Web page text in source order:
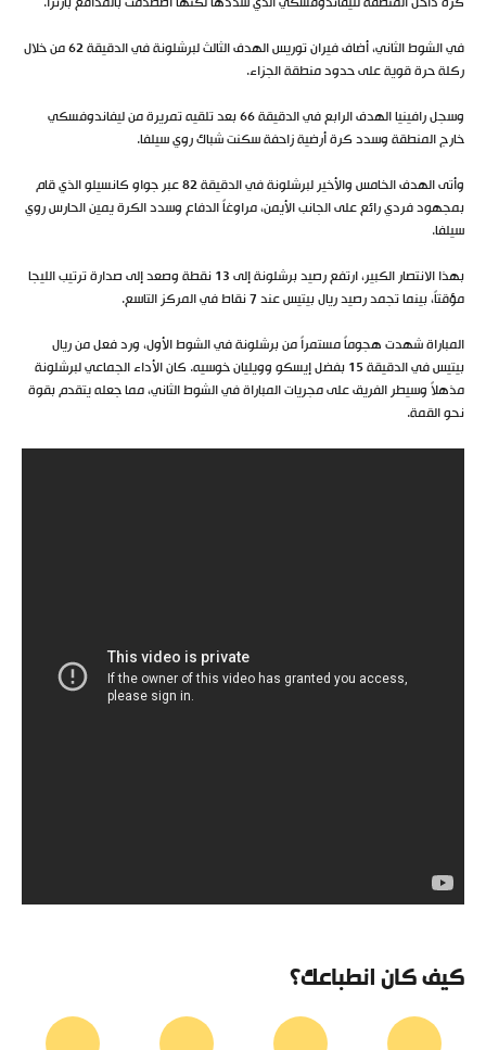
في الشوط الثاني، أضاف فيران توريس الهدف الثالث لبرشلونة في الدقيقة 62 من خلال
ركلة حرة قوية على حدود منطقة الجزاء.
وسجل رافينيا الهدف الرابع في الدقيقة 66 بعد تلقيه تمريرة من ليفاندوفسكي
خارج المنطقة وسدد كرة أرضية زاحفة سكنت شباك روي سيلفا.
وأتى الهدف الخامس والأخير لبرشلونة في الدقيقة 82 عبر جواو كانسيلو الذي قام
بمجهود فردي رائع على الجانب الأيمن، مراوغاً الدفاع وسدد الكرة يمين الحارس روي
سيلفا.
بهذا الانتصار الكبير، ارتفع رصيد برشلونة إلى 13 نقطة وصعد إلى صدارة ترتيب الليجا
مؤقتاً، بينما تجمد رصيد ريال بيتيس عند 7 نقاط في المركز التاسع.
المباراة شهدت هجوماً مستمراً من برشلونة في الشوط الأول، ورد فعل من ريال
بيتيس في الدقيقة 15 بفضل إيسكو وويليان خوسيه. كان الأداء الجماعي لبرشلونة
مذهلاً وسيطر الفريق على مجريات المباراة في الشوط الثاني، مما جعله يتقدم بقوة
نحو القمة.
كيف كان انطباعك؟